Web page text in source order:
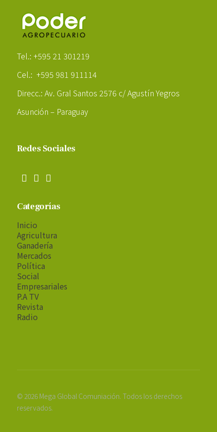
Tel.: +595 21 301219
Cel.: +595 981 911114
Direcc.: Av. Gral Santos 2576 c/ Agustín Yegros
Asunción – Paraguay
Redes Sociales
Categorías
Inicio
Agricultura
Ganadería
Mercados
Política
Social
Empresariales
P.A TV
Revista
Radio
© 2026 Mega Global Comuniación. Todos los derechos
reservados.